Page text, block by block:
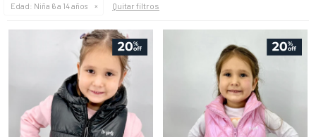
Edad: Niña 6 a 14 años Quitar filtros